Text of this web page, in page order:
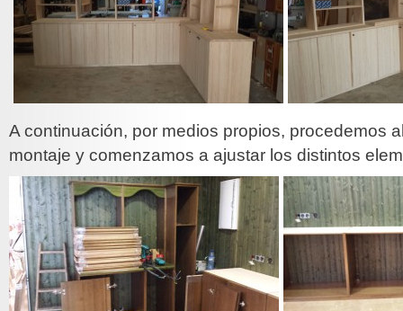
A continuación, por medios propios, procedemos
montaje y comenzamos a ajustar los distintos